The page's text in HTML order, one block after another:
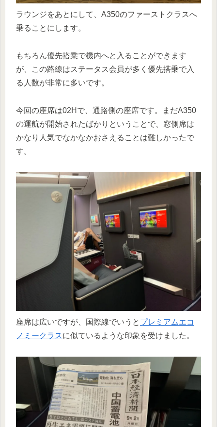
ラウンジをあとにして、A350のファーストクラスへ
乗ることにします。
もちろん優先搭乗で機内へと入ることができます
が、この路線はステータス会員が多く優先搭乗で入
る人数が非常に多いです。
今回の座席は02Hで、通路側の座席です。まだA350
の運航が開始されたばかりということで、窓側席は
かなり人気でなかなかおさえることは難しかったで
す。
座席は広いですが、国際線でいうと プレミアムエコ
ノミークラスに似ているような印象を受けました。